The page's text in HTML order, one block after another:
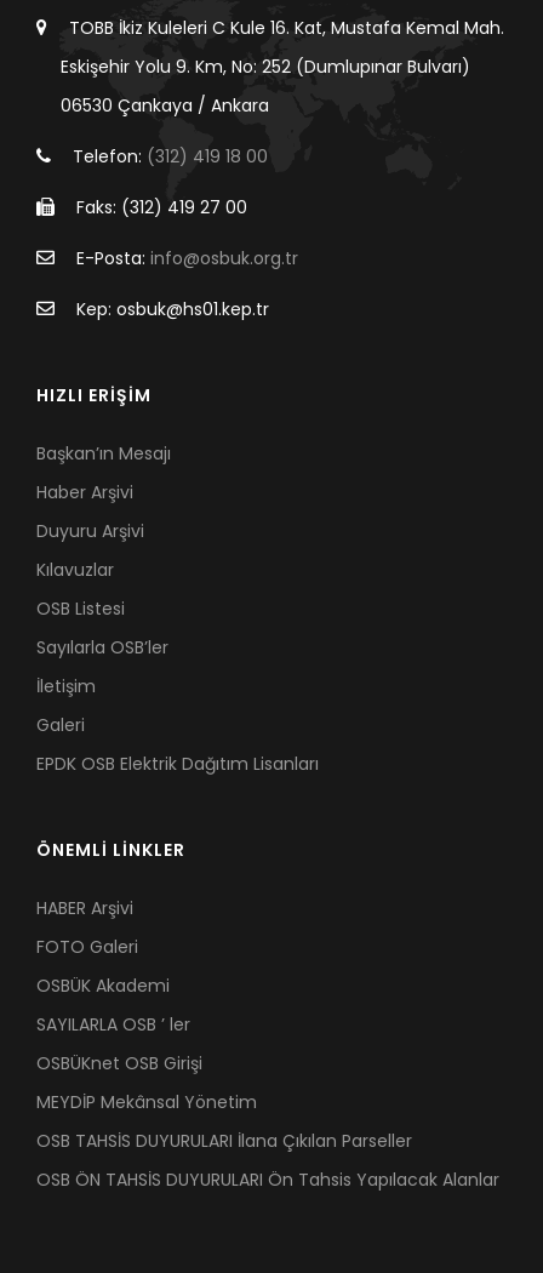
TOBB İkiz Kuleleri C Kule 16. Kat, Mustafa Kemal Mah.
Eskişehir Yolu 9. Km, No: 252 (Dumlupınar Bulvarı)
06530 Çankaya / Ankara
Telefon: (312) 419 18 00
Faks: (312) 419 27 00
E-Posta: info@osbuk.org.tr
Kep: osbuk@hs01.kep.tr
HIZLI ERİŞİM
Başkan’ın Mesajı
Haber Arşivi
Duyuru Arşivi
Kılavuzlar
OSB Listesi
Sayılarla OSB’ler
İletişim
Galeri
EPDK OSB Elektrik Dağıtım Lisanları
ÖNEMLİ LİNKLER
HABER Arşivi
FOTO Galeri
OSBÜK Akademi
SAYILARLA OSB ’ ler
OSBÜKnet OSB Girişi
MEYDİP Mekânsal Yönetim
OSB TAHSİS DUYURULARI İlana Çıkılan Parseller
OSB ÖN TAHSİS DUYURULARI Ön Tahsis Yapılacak Alanlar